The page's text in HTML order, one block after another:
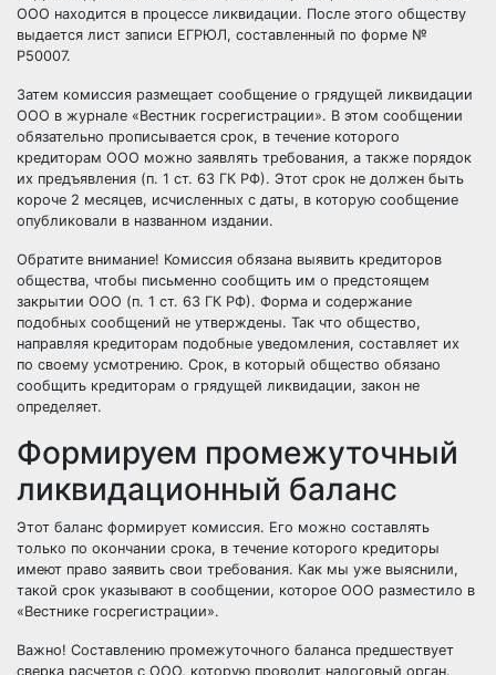
ООО находится в процессе ликвидации. После этого обществу
выдается лист записи ЕГРЮЛ, составленный по форме №
Р50007.
Затем комиссия размещает сообщение о грядущей ликвидации
ООО в журнале «Вестник госрегистрации». В этом сообщении
обязательно прописывается срок, в течение которого
кредиторам ООО можно заявлять требования, а также порядок
их предъявления (п. 1 ст. 63 ГК РФ). Этот срок не должен быть
короче 2 месяцев, исчисленных с даты, в которую сообщение
опубликовали в названном издании.
Обратите внимание! Комиссия обязана выявить кредиторов
общества, чтобы письменно сообщить им о предстоящем
закрытии ООО (п. 1 ст. 63 ГК РФ). Форма и содержание
подобных сообщений не утверждены. Так что общество,
направляя кредиторам подобные уведомления, составляет их
по своему усмотрению. Срок, в который общество обязано
сообщить кредиторам о грядущей ликвидации, закон не
определяет.
Формируем промежуточный
ликвидационный баланс
Этот баланс формирует комиссия. Его можно составлять
только по окончании срока, в течение которого кредиторы
имеют право заявить свои требования. Как мы уже выяснили,
такой срок указывают в сообщении, которое ООО разместило в
«Вестнике госрегистрации».
Важно! Составлению промежуточного баланса предшествует
сверка расчетов с ООО, которую проводит налоговый орган.